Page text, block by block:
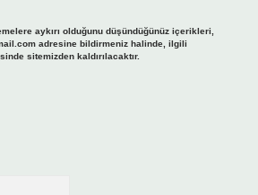
aykırı olduğunu düşündüğünüz içerikleri,
adresine bildirmeniz halinde, ilgili
sitemizden kaldırılacaktır.